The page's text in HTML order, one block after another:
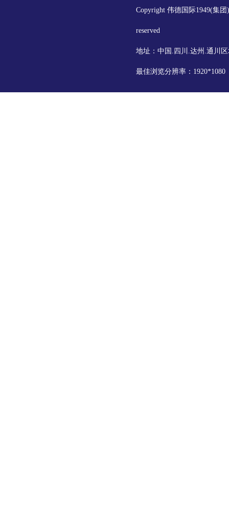
Copyright 伟德国际1949(集
reserved
地址：中国.四川.达州.通川
最佳浏览分辨率：1920*1080